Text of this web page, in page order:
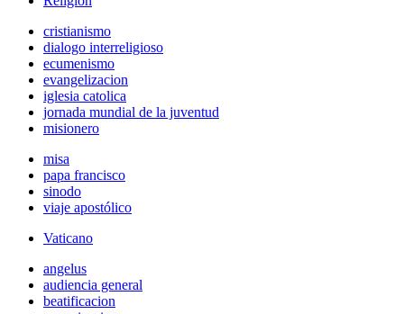
cristianismo
dialogo interreligioso
ecumenismo
evangelizacion
iglesia catolica
jornada mundial de la juventud
misionero
misa
papa francisco
sinodo
viaje apostólico
Vaticano
angelus
audiencia general
beatificacion